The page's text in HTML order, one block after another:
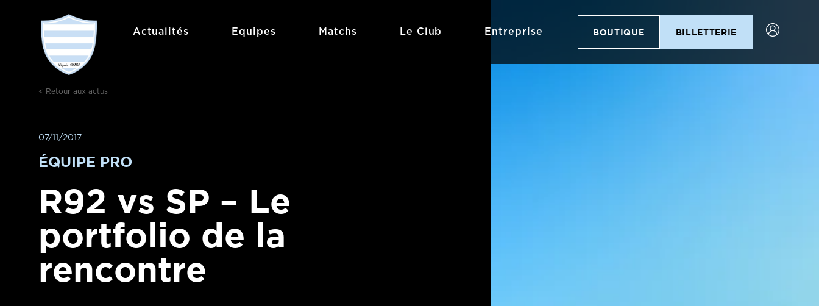
Actualités Equipes Matchs Le Club Entreprise BOUTIQUE BILLETTERIE
< Retour aux actus
07/11/2017
ÉQUIPE PRO
R92 vs SP – Le
portfolio de la
rencontre